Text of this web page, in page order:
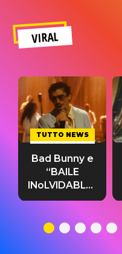
VIRAL
TUTTO NEWS
Bad Bunny e
“BAILE
INoLVIDABLE”:
testo,
significato